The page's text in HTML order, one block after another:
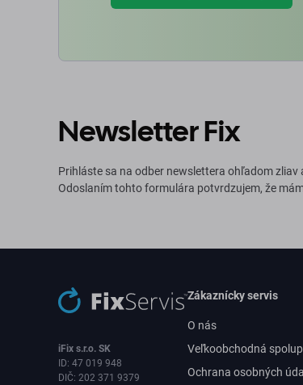
Newsletter Fix
Prihláste sa na odber newslettera ohľadom zliav
Odoslaním tohto formulára potvrdzujem, že
iFix s.r.o. SK
ID: 47 019 948
DIČ: 202 371 9379
Zákaznícky servis
O nás
Veľkoobchodná
Ochrana osobných